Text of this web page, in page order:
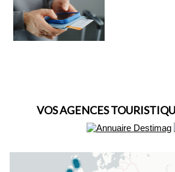
VOS AGENCES